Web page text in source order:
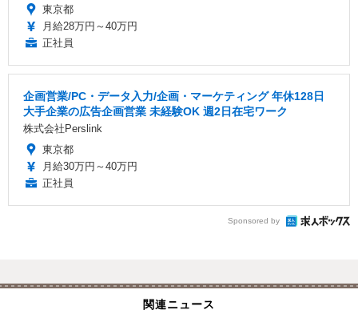
東京都
月給28万円～40万円
正社員
企画営業/PC・データ入力/企画・マーケティング 年休128日
大手企業の広告企画営業 未経験OK 週2日在宅ワーク
株式会社Perslink
東京都
月給30万円～40万円
正社員
Sponsored by
関連ニュース